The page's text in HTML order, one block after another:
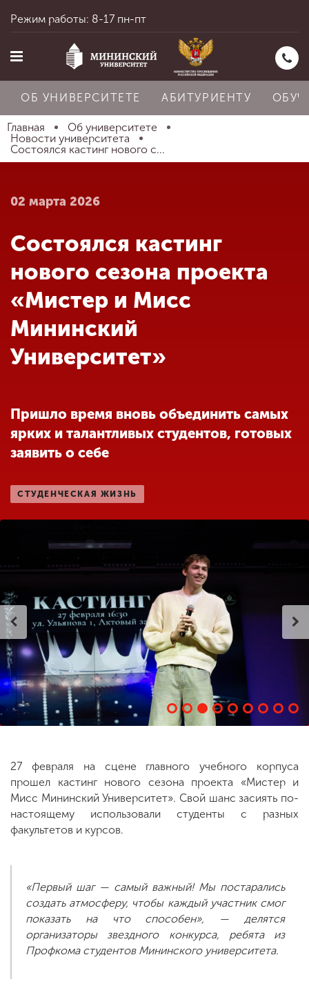
Главная
Абитуриенту
Обучение
Наука
Международная
деятельность
деятельности
Студенческая жизнь
образовательной
организации
ENG CHI
Режим работы: 8-17 пн-пт
ОБ УНИВЕРСИТЕТЕ АБИТУРИЕНТУ
Главная
Об университете
Новости университета
Состоялся кастинг нового с...
02 марта 2026
Состоялся кастинг
нового сезона проекта
«Мистер и Мисс
Мининский
Университет»
Пришло время вновь объединить самых
ярких и талантливых студентов, готовых
заявить о себе
СТУДЕНЧЕСКАЯ ЖИЗНЬ
27 февраля на сцене главного учебного корпуса
прошел кастинг нового сезона проекта «Мистер и
Мисс Мининский Университет». Свой шанс засиять по-
настоящему использовали студенты с разных
факультетов и курсов.
«Первый шаг — самый важный! Мы постарались
создать атмосферу, чтобы каждый участник смог
показать на что способен», — делятся
организаторы звездного конкурса, ребята из
Профкома студентов Мининского университета.